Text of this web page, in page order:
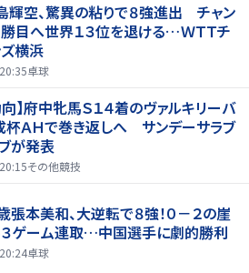
輝空、驚異の粘りで８強進出 チャン
勝目へ世界１３位を退ける…ＷＴＴチ
横浜
卓球
】府中牝馬Ｓ１４着のヴァルキリーバ
杯ＡＨで巻き返しへ サンデーサラブ
が発表
その他競技
張本美和、大逆転で８強！０－２の崖
３ゲーム連取…中国選手に劇的勝利
卓球